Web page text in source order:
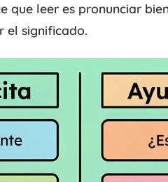
que leer es pronunciar
el significado.